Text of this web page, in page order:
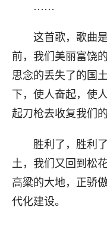
……
这首歌，歌曲是
前，我们美丽富饶
思念的丢失了的国
下，使人奋起，使
起刀枪去收复我们的
胜利了，胜利了
土，我们又回到松
高粱的大地，正骄
代化建设。